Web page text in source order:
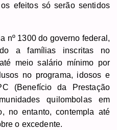
efeitos só serão sentidos
nº 1300 do governo federal,
a famílias inscritas no
meio salário mínimo por
no programa, idosos e
(Benefício da Prestação
quilombolas em
no entanto, contempla até
o excedente.